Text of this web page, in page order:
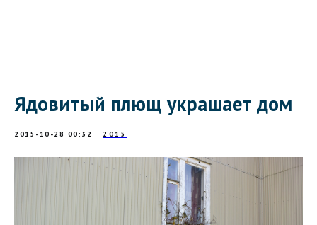
Ядовитый плющ украшает дом
2015-10-28 00:32 2015